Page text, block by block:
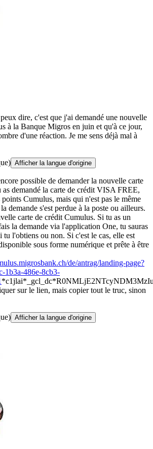
dire, c'est que j'ai demandé une nouvelle
à la Banque Migros en juin et qu'à ce jour,
d'une réaction. Je me sens déjà mal à
Afficher la langue d'origine
possible de demander la nouvelle carte
demandé la carte de crédit VISA FREE,
Cumulus, mais qui n'est pas le même
demande s'est perdue à la poste ou ailleurs.
carte de crédit Cumulus. Si tu as un
la demande via l'application One, tu sauras
tu l'obtiens ou non. Si c'est le cas, elle est
sous forme numérique et prête à être
de/antrag/landing-page?
1b3a-486e-8cb3-
sur le lien, mais copier tout le truc, sinon
Afficher la langue d'origine